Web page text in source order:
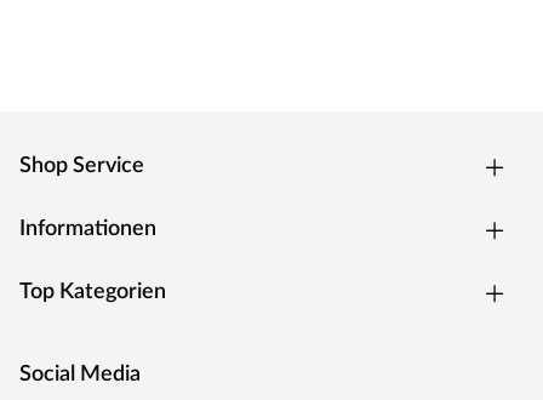
Shop Service
Informationen
Top Kategorien
Social Media